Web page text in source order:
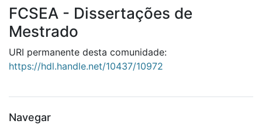
FCSEA - Dissertações de
Mestrado
URI permanente desta comunidade:
https://hdl.handle.net/10437/10972
Navegar